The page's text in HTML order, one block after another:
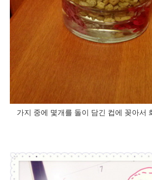
가지 중에 몇개를 돌이 담긴 컵에 꽂아서